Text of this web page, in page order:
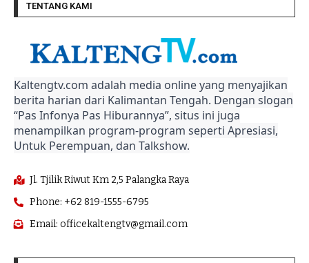
TENTANG KAMI
Kaltengtv.com adalah media online yang menyajikan
berita harian dari Kalimantan Tengah. Dengan slogan
“Pas Infonya Pas Hiburannya”, situs ini juga
menampilkan program-program seperti Apresiasi,
Untuk Perempuan, dan Talkshow.
Jl. Tjilik Riwut Km 2,5 Palangka Raya
Phone: +62 819-1555-6795
Email: officekaltengtv@gmail.com